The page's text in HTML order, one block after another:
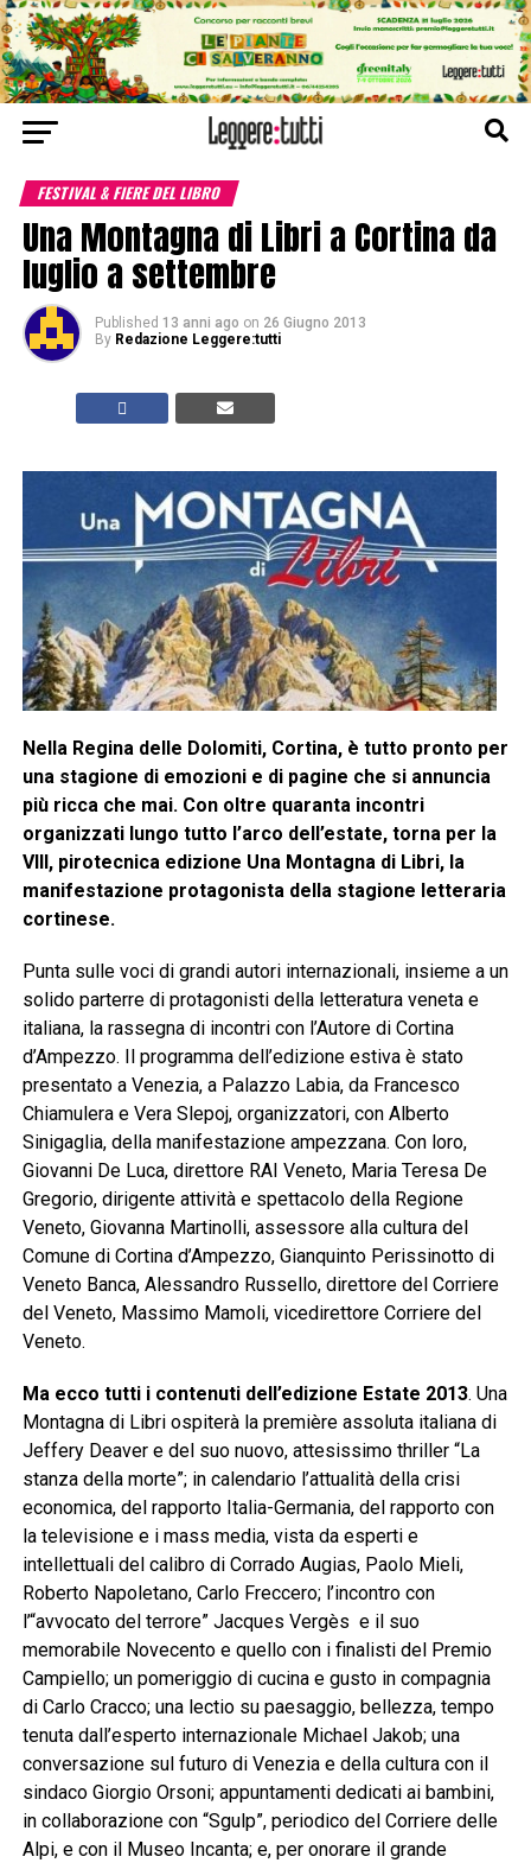
FESTIVAL & FIERE DEL LIBRO
Una Montagna di Libri a Cortina da
luglio a settembre
Published 13 anni ago on 26 Giugno 2013
By Redazione Leggere:tutti
Nella Regina delle Dolomiti, Cortina, è tutto pronto per
una stagione di emozioni e di pagine che si annuncia
più ricca che mai. Con oltre quaranta incontri
organizzati lungo tutto l’arco dell’estate, torna per la
VIII, pirotecnica edizione Una Montagna di Libri, la
manifestazione protagonista della stagione letteraria
cortinese.
Punta sulle voci di grandi autori internazionali, insieme a un
solido parterre di protagonisti della letteratura veneta e
italiana, la rassegna di incontri con l’Autore di Cortina
d’Ampezzo. Il programma dell’edizione estiva è stato
presentato a Venezia, a Palazzo Labia, da Francesco
Chiamulera e Vera Slepoj, organizzatori, con Alberto
Sinigaglia, della manifestazione ampezzana. Con loro,
Giovanni De Luca, direttore RAI Veneto, Maria Teresa De
Gregorio, dirigente attività e spettacolo della Regione
Veneto, Giovanna Martinolli, assessore alla cultura del
Comune di Cortina d’Ampezzo, Gianquinto Perissinotto di
Veneto Banca, Alessandro Russello, direttore del Corriere
del Veneto, Massimo Mamoli, vicedirettore Corriere del
Veneto.
Ma ecco tutti i contenuti dell’edizione Estate 2013. Una
Montagna di Libri ospiterà la première assoluta italiana di
Jeffery Deaver e del suo nuovo, attesissimo thriller “La
stanza della morte”; in calendario l’attualità della crisi
economica, del rapporto Italia-Germania, del rapporto con
la televisione e i mass media, vista da esperti e
intellettuali del calibro di Corrado Augias, Paolo Mieli,
Roberto Napoletano, Carlo Freccero; l’incontro con
l’“avvocato del terrore” Jacques Vergès e il suo
memorabile Novecento e quello con i finalisti del Premio
Campiello; un pomeriggio di cucina e gusto in compagnia
di Carlo Cracco; una lectio su paesaggio, bellezza, tempo
tenuta dall’esperto internazionale Michael Jakob; una
conversazione sul futuro di Venezia e della cultura con il
sindaco Giorgio Orsoni; appuntamenti dedicati ai bambini,
in collaborazione con “Sgulp”, periodico del Corriere delle
Alpi, e con il Museo Incanta; e, per onorare il grande